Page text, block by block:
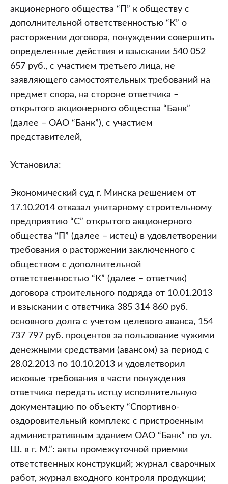
акционерного общества “П” к обществу с
дополнительной ответственностью “К” о
расторжении договора, понуждении совершить
определенные действия и взыскании 540 052
657 руб., с участием третьего лица, не
заявляющего самостоятельных требований на
предмет спора, на стороне ответчика –
открытого акционерного общества “Банк”
(далее – ОАО “Банк”), с участием
представителей,
Установила:
Экономический суд г. Минска решением от
17.10.2014 отказал унитарному строительному
предприятию “С” открытого акционерного
общества “П” (далее – истец) в удовлетворении
требования о расторжении заключенного с
обществом с дополнительной
ответственностью “К” (далее – ответчик)
договора строительного подряда от 10.01.2013
и взыскании с ответчика 385 314 860 руб.
основного долга с учетом целевого аванса, 154
737 797 руб. процентов за пользование чужими
денежными средствами (авансом) за период с
28.02.2013 по 10.10.2013 и удовлетворил
исковые требования в части понуждения
ответчика передать истцу исполнительную
документацию по объекту “Спортивно-
оздоровительный комплекс с пристроенным
административным зданием ОАО “Банк” по ул.
Ш. в г. М.”: акты промежуточной приемки
ответственных конструкций; журнал сварочных
работ, журнал входного контроля продукции;